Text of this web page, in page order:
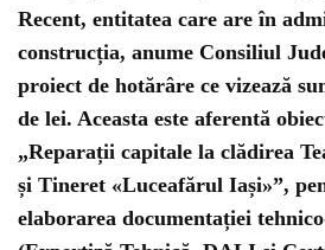
Recent, entitatea care are în
construcția, anume Consiliul
proiect de hotărâre ce vizează
de lei. Aceasta este aferentă
„Reparații capitale la clădirea
și Tineret «Luceafărul Iași»”,
elaborarea documentației